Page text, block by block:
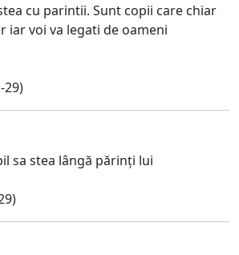
cu parintii. Sunt copii care chiar
iar voi va legati de oameni
29)
sa stea lângă părinți lui